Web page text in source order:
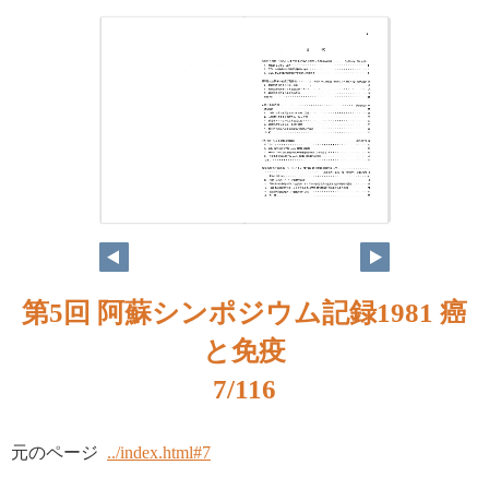
第5回 阿蘇シンポジウム記録1981 癌
と免疫
7/116
元のページ ../index.html#7